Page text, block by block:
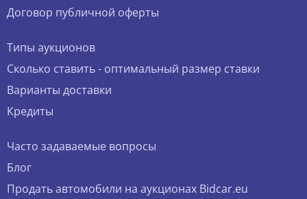
Договор публичной оферты
Типы аукционов
Сколько ставить - оптимальный размер ставки
Варианты доставки
Кредиты
Часто задаваемые вопросы
Блог
Продать автомобили на аукционах Bidcar.eu